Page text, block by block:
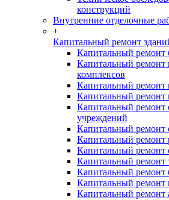
конструкций
Внутренние отделочные
+
Капитальный ремонт
Капитальный ремонт
Капитальный ремонт
комплексов
Капитальный ремонт
Капитальный ремонт
Капитальный ремонт
учреждений
Капитальный ремонт
Капитальный ремонт
Капитальный ремонт
Капитальный ремонт
Капитальный
Капитальный ремонт
Капитальный ремонт